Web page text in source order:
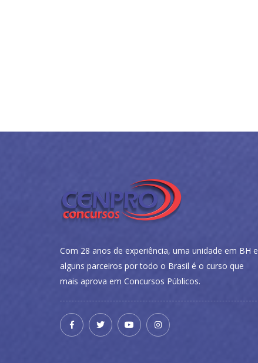
Com 28 anos de experiência, uma unidade em BH e
alguns parceiros por todo o Brasil é o curso que
mais aprova em Concursos Públicos.